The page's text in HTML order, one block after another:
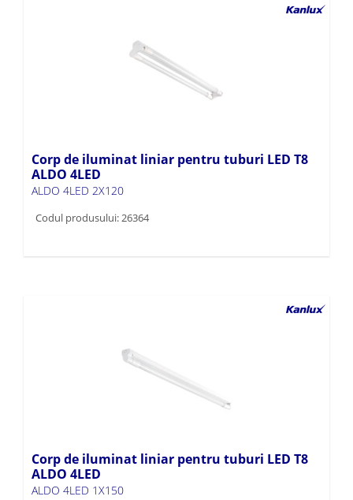
Corp de iluminat liniar pentru tuburi LED T8
ALDO 4LED
ALDO 4LED 2X120
Codul produsului: 26364
Corp de iluminat liniar pentru tuburi LED T8
ALDO 4LED
ALDO 4LED 1X150